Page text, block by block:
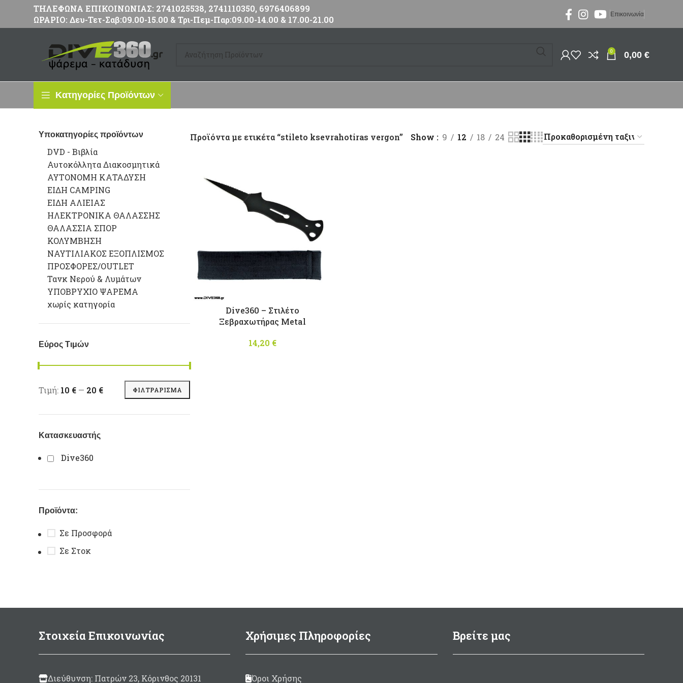
ΤΗΛΕΦΩΝΑ ΕΠΙΚΟΙΝΩΝΙΑΣ: 2741025538, 2741110350, 6976406899
ΩΡΑΡΙΟ: Δευ-Τετ-Σαβ:09.00-15.00 & Τρι-Πεμ-Παρ:09.00-14.00 & 17.00-21.00
Επικοινωνία
0 0,00 €
Κατηγορίες Προϊόντων
Υποκατηγορίες προϊόντων
DVD - Βιβλία
Αυτοκόλλητα Διακοσμητικά
ΑΥΤΟΝΟΜΗ ΚΑΤΑΔΥΣΗ
ΕΙΔΗ CAMPING
ΕΙΔΗ ΑΛΙΕΙΑΣ
ΗΛΕΚΤΡΟΝΙΚΑ ΘΑΛΑΣΣΗΣ
ΘΑΛΑΣΣΙΑ ΣΠΟΡ
ΚΟΛΥΜΒΗΣΗ
ΝΑΥΤΙΛΙΑΚΟΣ ΕΞΟΠΛΙΣΜΟΣ
ΠΡΟΣΦΟΡΕΣ/OUTLET
Τανκ Νερού & Λυμάτων
ΥΠΟΒΡΥΧΙΟ ΨΑΡΕΜΑ
χωρίς κατηγορία
Εύρος Τιμών
Ελάχιστη τιμή
Μέγιστη τιμή ΦΙΛΤΡΆΡΙΣΜΑ
Τιμή: 10 € — 20 €
Κατασκευαστής
Dive360
Προϊόντα:
Σε Προσφορά
Σε Στοκ
Προϊόντα με ετικέτα “stileto ksevrahotiras vergon” Show 9 12 18 24
Dive360 – Στιλέτο
Ξεβραχωτήρας Μetal
14,20 €
Στοιχεία Επικοινωνίας
Διεύθυνση: Πατρών 23, Κόρινθος 20131
Χρήσιμες Πληροφορίες
Όροι Χρήσης
Βρείτε μας